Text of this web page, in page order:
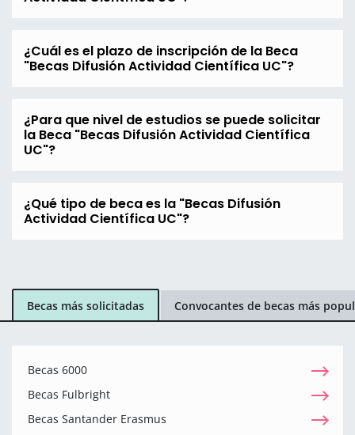
¿Cuál es el plazo de inscripción de la Beca
"Becas Difusión Actividad Científica UC"?
¿Para que nivel de estudios se puede solicitar
la Beca "Becas Difusión Actividad Científica
UC"?
¿Qué tipo de beca es la "Becas Difusión
Actividad Científica UC"?
Becas más solicitadas Convocantes de becas más
Becas 6000
Becas Fulbright
Becas Santander Erasmus